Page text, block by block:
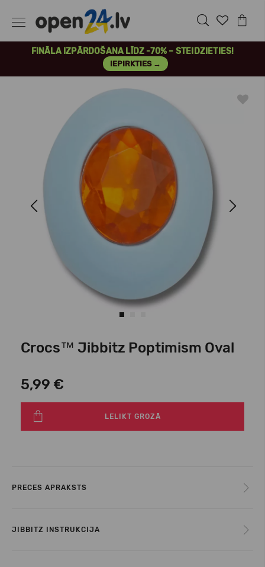
FINĀLA IZPĀRDOŠANA LĪDZ -70% – STEIDZIETIES!
IEPIRKTIES →
Next
Crocs™ Jibbitz Poptimism Oval
5,99 €
LELIKT GROZĀ
PRECES APRAKSTS
JIBBITZ INSTRUKCIJA